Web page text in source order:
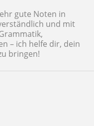
gute Noten in
und mit
– ich helfe dir, dein
bringen!